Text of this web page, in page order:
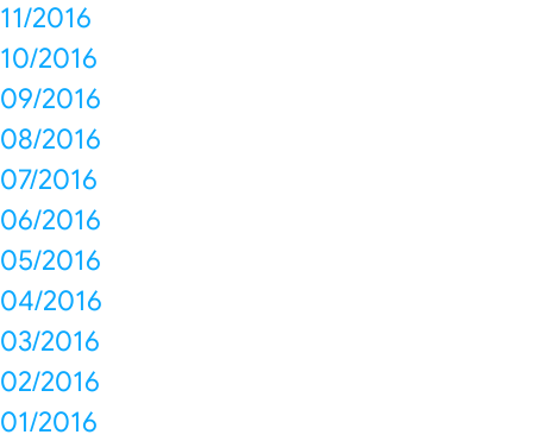
11/2016
10/2016
09/2016
08/2016
07/2016
06/2016
05/2016
04/2016
03/2016
02/2016
01/2016